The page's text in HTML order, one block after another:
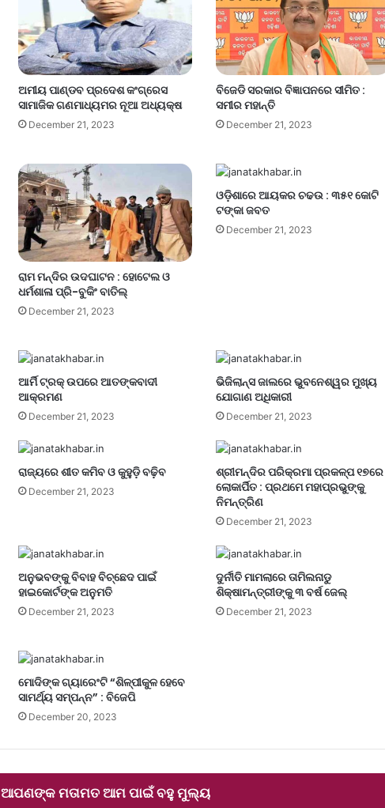
ଅମୀୟ ପାଣ୍ଡବ ପ୍ରଦେଶ କଂଗ୍ରେସ
ସାମାଜିକ ଗଣମାଧ୍ୟମର ନୂଆ ଅଧ୍ୟକ୍ଷ
December 21, 2023
ବିଜେଡି ସରକାର ବିଜ୍ଞାପନରେ ସୀମିତ :
ସମୀର ମହାନ୍ତି
December 21, 2023
ରାମ ମନ୍ଦିର ଉଦଘାଟନ : ହୋଟେଲ ଓ
ଧର୍ମଶାଳା ପ୍ରି-ବୁକିଂ ବାତିଲ୍
December 21, 2023
ଓଡ଼ିଶାରେ ଆୟକର ଚଢଉ : ୩୫୧ କୋଟି
ଟଙ୍କା ଜବତ
December 21, 2023
ଆର୍ମି ଟ୍ରକ୍ ଉପରେ ଆତଙ୍କବାଦୀ
ଆକ୍ରମଣ
December 21, 2023
ଭିଜିଲାନ୍ସ ଜାଲରେ ଭୁବନେଶ୍ୱର ମୁଖ୍ୟ
ଯୋଗାଣ ଅଧିକାରୀ
December 21, 2023
ରାଜ୍ୟରେ ଶୀତ କମିବ ଓ କୁହୁଡ଼ି ବଢ଼ିବ
December 21, 2023
ଶ୍ରୀମନ୍ଦିର ପରିକ୍ରମା ପ୍ରକଳ୍ପ ୧୭ରେ
ଲୋକାର୍ପିତ : ପ୍ରଥମେ ମହାପ୍ରଭୁଙ୍କୁ
ନିମନ୍ତ୍ରିଣ
December 21, 2023
ଅନୁଭବଙ୍କୁ ବିବାହ ବିଚ୍ଛେଦ ପାଇଁ
ହାଇକୋର୍ଟଙ୍କ ଅନୁମତି
December 21, 2023
ଦୁର୍ନୀତି ମାମଲାରେ ତାମିଲନାଡୁ
ଶିକ୍ଷାମନ୍ତ୍ରୀଙ୍କୁ ୩ ବର୍ଷ ଜେଲ୍‌
December 21, 2023
ମୋଦିଙ୍କ ଗ୍ୟାରେଂଟି “ଶିଳ୍ପୀକୁଳ ହେବେ
ସାମର୍ଥ୍ୟ ସମ୍ପନ୍ନ” : ବିଜେପି
December 20, 2023
ଆପଣଙ୍କ ମତାମତ ଆମ ପାଇଁ ବହୁ ମୁଲ୍ୟ